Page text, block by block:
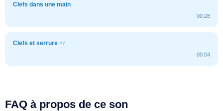
Clefs dans une main
00:28
Clefs et serrure #7
00:04
FAQ à propos de ce son